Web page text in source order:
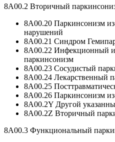
8A00.2 Вторичный
8A00.20 Паркинсонизм
нарушений
8A00.21 Синдром
8A00.22 Инфекционный
паркинсонизм
8A00.23 Сосудистый
8A00.24 Лекарственный
8A00.25
8A00.26 Паркинсонизм
8A00.2Y Другой
8A00.2Z Вторичный
8A00.3 Функциональный